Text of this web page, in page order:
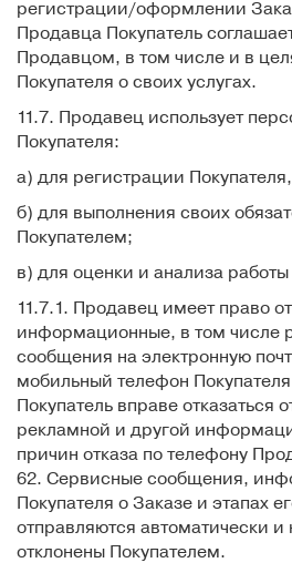
регистрации/оформлении
Продавца Покупатель
Продавцом, в том числе и в
Покупателя о своих услугах.
11.7. Продавец использует
Покупателя:
а) для регистрации
б) для выполнения своих
Покупателем;
в) для оценки и анализа
11.7.1. Продавец имеет право
информационные, в том числе
сообщения на электронную
мобильный телефон
Покупатель вправе отказаться
рекламной и другой
причин отказа по телефону
62. Сервисные сообщения,
Покупателя о Заказе и этапах
отправляются автоматически и
отклонены Покупателем.